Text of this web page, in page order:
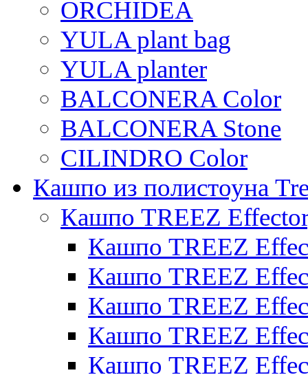
ORCHIDEA
YULA plant bag
YULA planter
BALCONERA Color
BALCONERA Stone
CILINDRO Color
Кашпо из полистоуна
Кашпо TREEZ
Кашпо TREEZ
Кашпо TREEZ
Кашпо TREEZ
Кашпо TREEZ
Кашпо TREEZ